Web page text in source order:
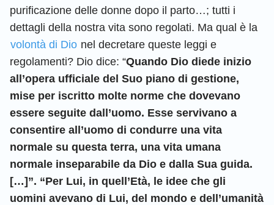
purificazione delle donne dopo il parto…; tutti i
dettagli della nostra vita sono regolati. Ma qual è la
volontà di Dio nel decretare queste leggi e
regolamenti? Dio dice: “Quando Dio diede inizio
all’opera ufficiale del Suo piano di gestione,
mise per iscritto molte norme che dovevano
essere seguite dall’uomo. Esse servivano a
consentire all’uomo di condurre una vita
normale su questa terra, una vita umana
normale inseparabile da Dio e dalla Sua guida.
[…]”. “Per Lui, in quell’Età, le idee che gli
uomini avevano di Lui, del mondo e dell’umanità